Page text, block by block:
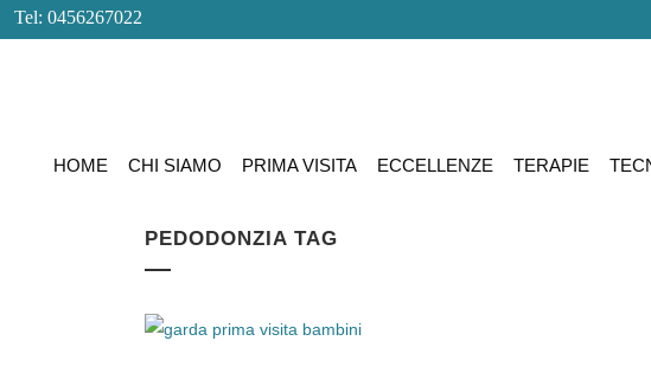
Tel: 0456267022
HOME CHI SIAMO PRIMA VISITA ECCELLENZE TERAPIE
PEDODONZIA TAG